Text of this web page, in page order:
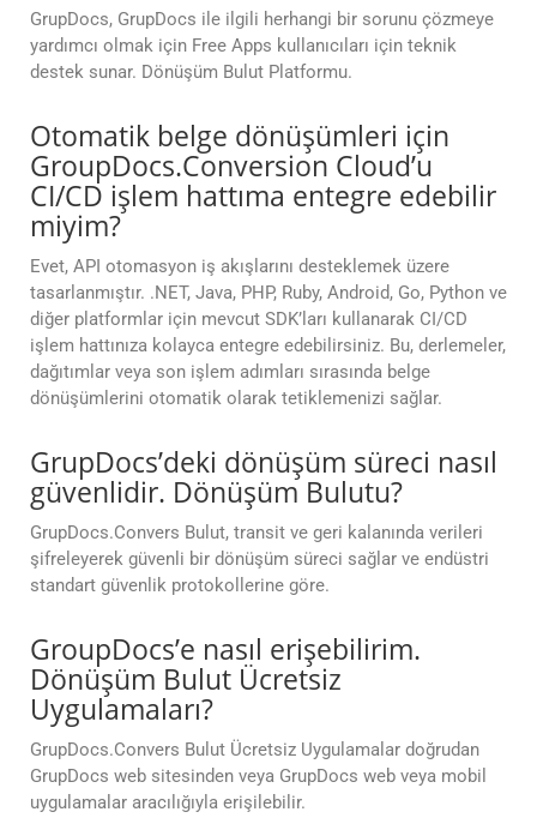
GrupDocs, GrupDocs ile ilgili herhangi bir sorunu çözmeye
yardımcı olmak için Free Apps kullanıcıları için teknik
destek sunar. Dönüşüm Bulut Platformu.
Otomatik belge dönüşümleri için
GroupDocs.Conversion Cloud’u
CI/CD işlem hattıma entegre edebilir
miyim?
Evet, API otomasyon iş akışlarını desteklemek üzere
tasarlanmıştır. .NET, Java, PHP, Ruby, Android, Go, Python ve
diğer platformlar için mevcut SDK’ları kullanarak CI/CD
işlem hattınıza kolayca entegre edebilirsiniz. Bu, derlemeler,
dağıtımlar veya son işlem adımları sırasında belge
dönüşümlerini otomatik olarak tetiklemenizi sağlar.
GrupDocs’deki dönüşüm süreci nasıl
güvenlidir. Dönüşüm Bulutu?
GrupDocs.Convers Bulut, transit ve geri kalanında verileri
şifreleyerek güvenli bir dönüşüm süreci sağlar ve endüstri
standart güvenlik protokollerine göre.
GroupDocs’e nasıl erişebilirim.
Dönüşüm Bulut Ücretsiz
Uygulamaları?
GrupDocs.Convers Bulut Ücretsiz Uygulamalar doğrudan
GrupDocs web sitesinden veya GrupDocs web veya mobil
uygulamalar aracılığıyla erişilebilir.